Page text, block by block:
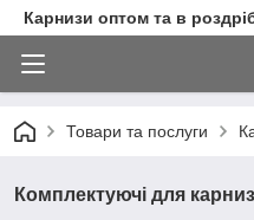
Карнизи оптом та в
Товари та послуги
Комплектуючі для